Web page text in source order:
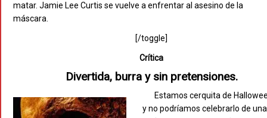
matar. Jamie Lee Curtis se vuelve a enfrentar al asesino de la
máscara.
[/toggle]
Crítica
Divertida, burra y sin pretensiones.
Estamos cerquita de
y no podríamos celebrarlo de una